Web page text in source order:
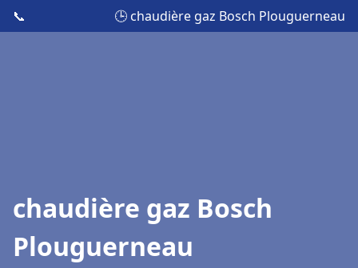
📞 🕒 chaudière gaz Bosch Plouguerneau
chaudière gaz Bosch
Plouguerneau